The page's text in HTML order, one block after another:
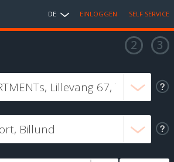
DE EINLOGGEN SELF SERVICE